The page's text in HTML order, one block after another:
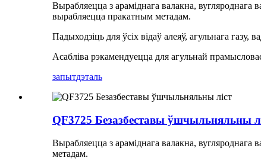
Вырабляецца з араміднага валакна,
вырабляецца пракатным метадам.
Падыходзіць для ўсіх відаў алеяў, агульнага
Асабліва рэкамендуецца для агульнай
запытдэталь
QF3725 Безазбеставы ўшчыльняльны
Вырабляецца з араміднага валакна,
метадам.